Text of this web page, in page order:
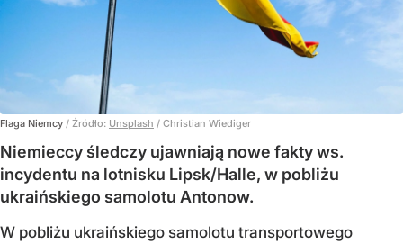
Flaga Niemcy / Źródło: Unsplash / Christian Wiediger
Niemieccy śledczy ujawniają nowe fakty ws.
incydentu na lotnisku Lipsk/Halle, w pobliżu
ukraińskiego samolotu Antonow.
W pobliżu ukraińskiego samolotu transportowego